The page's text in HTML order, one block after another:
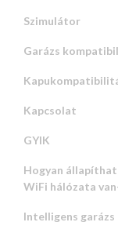
Szimulátor
Garázs
Kapcsolat
GYIK
Hogyan
WiFi hálózata
Intelligens